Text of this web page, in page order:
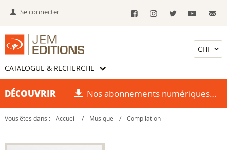
Se connecter
CATALOGUE & RECHERCHE
DÉCOUVRIR Nos abonnements numériques
Vous êtes dans : Accueil / Musique / Compilation